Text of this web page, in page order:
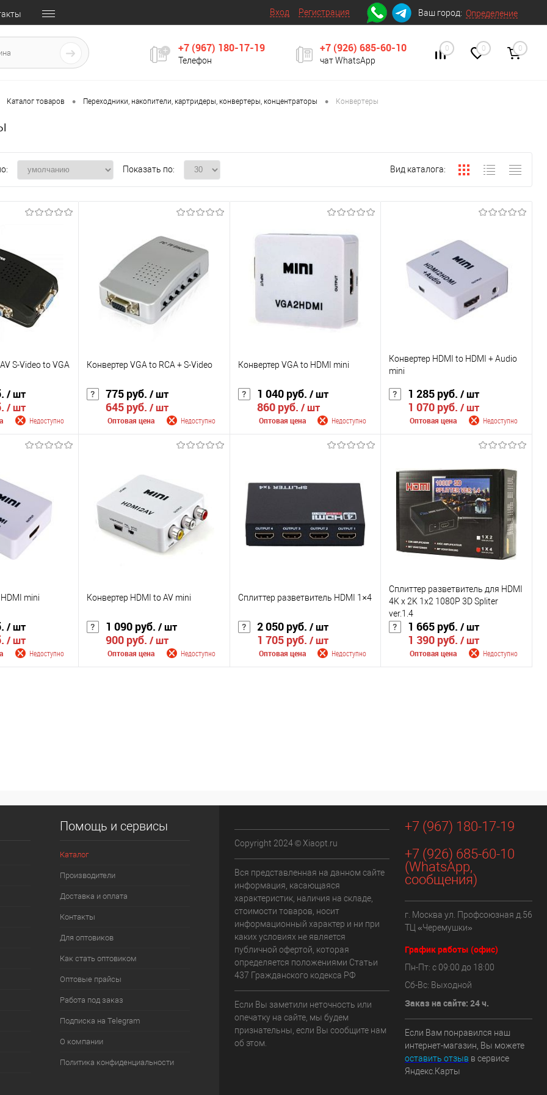
Вход Регистрация Ваш город: Определение
+7 (967) 180-17-19
Телефон
+7 (926) 685-60-10
чат WhatsApp
0 0 0
Каталог товаров • Переходники, накопители, картридеры, конвертеры, концентраторы • Конвертеры
Показать по: Вид каталога:
S-Video to VGA
/ шт
/ шт
Недоступно
Недоступно
Конвертер VGA to RCA + S-Video
775 руб. / шт
645 руб. / шт
Оптовая цена Недоступно
К сравнению
В избранное
Недоступно
Цвет
Конвертер VGA to HDMI mini
1 040 руб. / шт
860 руб. / шт
Оптовая цена Недоступно
К сравнению
Недоступно
Цвет
Конвертер HDMI to HDMI + Audio
mini
1 285 руб./ шт
1 070 руб./ шт
Оптовая цена Недоступно
К сравнению
В избранное
Недоступно
mini
/ шт
/ шт
Недоступно
Конвертер HDMI to AV mini
1 090 руб. / шт
900 руб. / шт
Оптовая цена Недоступно
Сплиттер разветвитель HDMI 1×4
2 050 руб. / шт
1 705 руб. / шт
Оптовая цена Недоступно
Сплиттер разветвитель для HDMI
4K x 2K 1x2 1080P 3D Spliter
ver.1.4
1 665 руб./ шт
1 390 руб./ шт
Оптовая цена Недоступно
Помощь и сервисы
Каталог
Производители
Доставка и оплата
Контакты
Для оптовиков
Как стать оптовиком
Оптовые прайсы
Работа под заказ
Подписка на Telegram
О компании
Политика конфиденциальности
Copyright 2024 © Xiaopt.ru
Вся представленная на данном сайте
информация, касающаяся
характеристик, наличия на складе,
стоимости товаров, носит
информационный характер и ни при
каких условиях не является
публичной офертой, которая
определяется положениями Статьи
437 Гражданского кодекса РФ
Если Вы заметили неточность или
опечатку на сайте, мы будем
признательны, если Вы сообщите нам
об этом.
+7 (967) 180-17-19
+7 (926) 685-60-10
(WhatsApp,
сообщения)
г. Москва ул. Профсоюзная д.56
ТЦ «Черемушки»
График работы (офис)
Пн-Пт: с 09:00 до 18:00
Сб-Вс: Выходной
Заказ на сайте: 24 ч.
Если Вам понравился наш
интернет-магазин, Вы можете
оставить отзыв в сервисе
Яндекс.Карты